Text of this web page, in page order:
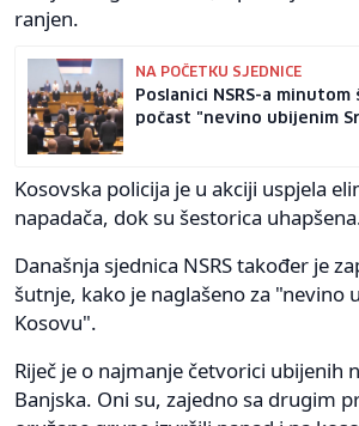
ranjen.
NA POČETKU SJEDNICE
Poslanici NSRS-a
počast "nevino ubijenim
Kosovska policija je u akciji uspjela
napadača, dok su šestorica
Današnja sjednica NSRS također je
šutnje, kako je naglašeno za "nevino
Kosovu".
Riječ je o najmanje četvorici ubijenih
Banjska. Oni su, zajedno sa drugim